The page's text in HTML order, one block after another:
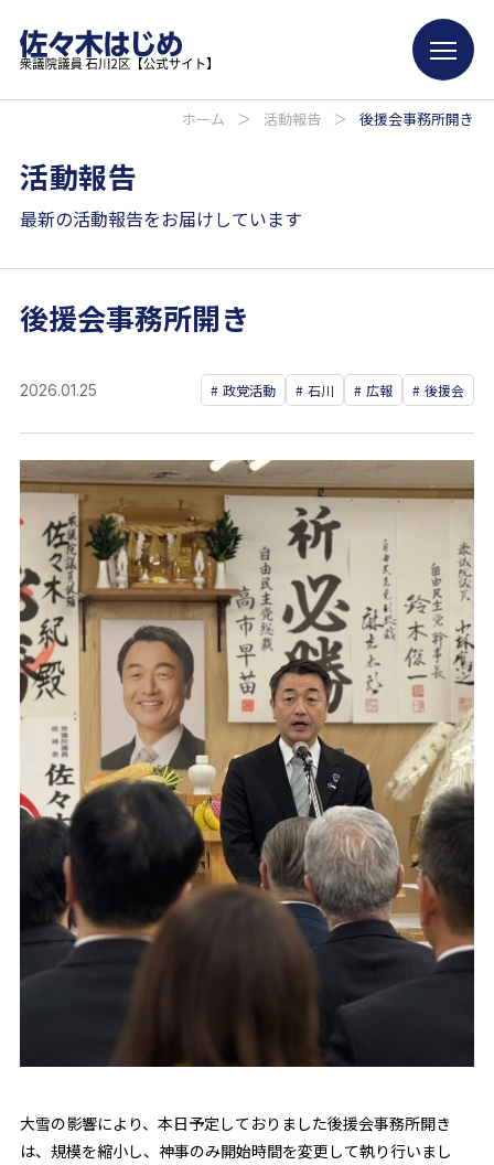
ホーム ＞ 活動報告 ＞ 後援会事務所開き
活動報告
最新の活動報告をお届けしています
後援会事務所開き
2026.01.25 政党活動 石川 広報 後援会
大雪の影響により、本日予定しておりました後援会事務所開き
は、規模を縮小し、神事のみ開始時間を変更して執り行いまし